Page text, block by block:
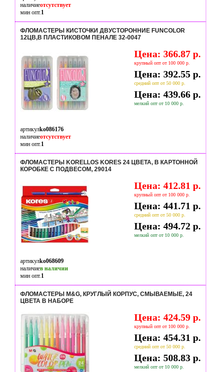
наличиеотсутствует
мин опт.1
ФЛОМАСТЕРЫ КИСТОЧКИ ДВУСТОРОННИЕ FUNCOLOR
12ЦВ,В ПЛАСТИКОВОМ ПЕНАЛЕ 32-0047
Цена: 366.87 р.
крупный опт от 100 000 р.
Цена: 392.55 р.
средний опт от 50 000 р.
Цена: 439.66 р.
мелкий опт от 10 000 р.
артикулko086176
наличиеотсутствует
мин опт.1
ФЛОМАСТЕРЫ KORELLOS KORES 24 ЦВЕТА, В КАРТОННОЙ
КОРОБКЕ С ПОДВЕСОМ, 29014
Цена: 412.81 р.
крупный опт от 100 000 р.
Цена: 441.71 р.
средний опт от 50 000 р.
Цена: 494.72 р.
мелкий опт от 10 000 р.
артикулko068609
наличиев наличии
мин опт.1
ФЛОМАСТЕРЫ M&G, КРУГЛЫЙ КОРПУС, СМЫВАЕМЫЕ, 24
ЦВЕТА В НАБОРЕ
Цена: 424.59 р.
крупный опт от 100 000 р.
Цена: 454.31 р.
средний опт от 50 000 р.
Цена: 508.83 р.
мелкий опт от 10 000 р.